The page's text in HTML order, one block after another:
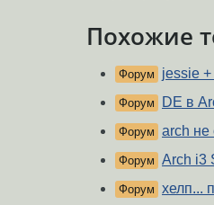
Похожие
Форум jessie
Форум DE в
Форум arch не
Форум Arch i3
Форум хелп...